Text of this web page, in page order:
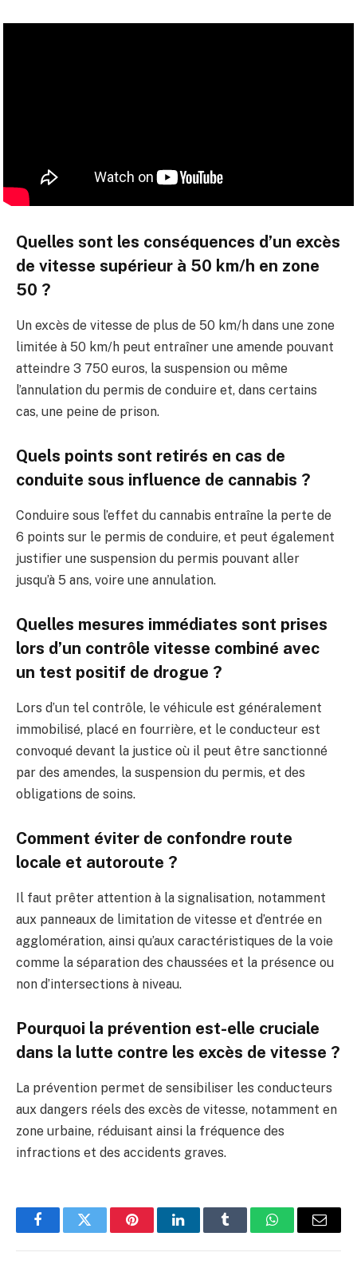
Quelles sont les conséquences d’un excès
de vitesse supérieur à 50 km/h en zone
50 ?
Un excès de vitesse de plus de 50 km/h dans une zone
limitée à 50 km/h peut entraîner une amende pouvant
atteindre 3 750 euros, la suspension ou même
l’annulation du permis de conduire et, dans certains
cas, une peine de prison.
Quels points sont retirés en cas de
conduite sous influence de cannabis ?
Conduire sous l’effet du cannabis entraîne la perte de
6 points sur le permis de conduire, et peut également
justifier une suspension du permis pouvant aller
jusqu’à 5 ans, voire une annulation.
Quelles mesures immédiates sont prises
lors d’un contrôle vitesse combiné avec
un test positif de drogue ?
Lors d’un tel contrôle, le véhicule est généralement
immobilisé, placé en fourrière, et le conducteur est
convoqué devant la justice où il peut être sanctionné
par des amendes, la suspension du permis, et des
obligations de soins.
Comment éviter de confondre route
locale et autoroute ?
Il faut prêter attention à la signalisation, notamment
aux panneaux de limitation de vitesse et d’entrée en
agglomération, ainsi qu’aux caractéristiques de la voie
comme la séparation des chaussées et la présence ou
non d’intersections à niveau.
Pourquoi la prévention est-elle cruciale
dans la lutte contre les excès de vitesse ?
La prévention permet de sensibiliser les conducteurs
aux dangers réels des excès de vitesse, notamment en
zone urbaine, réduisant ainsi la fréquence des
infractions et des accidents graves.
FacebookTwitter PinterestLinkedInTumblr WhatsApp
E-